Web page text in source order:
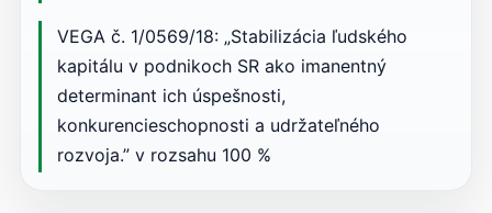
VEGA č. 1/0569/18: „Stabilizácia ľudského
kapitálu v podnikoch SR ako imanentný
determinant ich úspešnosti,
konkurencieschopnosti a udržateľného
rozvoja.” v rozsahu 100 %